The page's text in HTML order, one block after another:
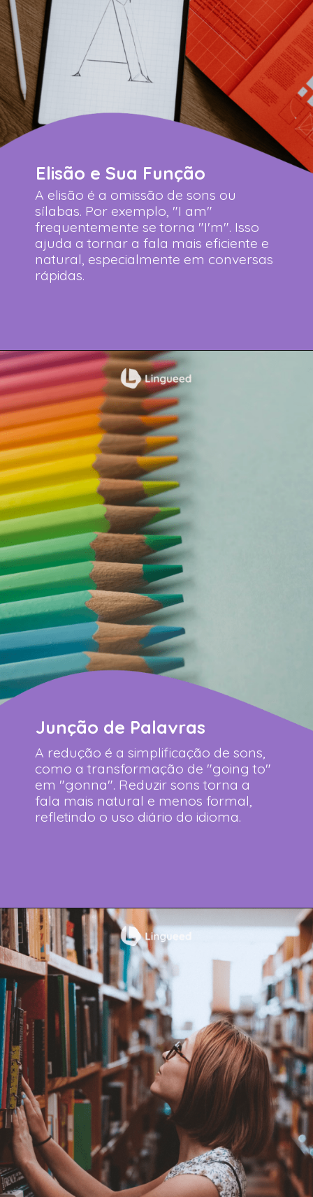
Elisão e Sua Função
A elisão é a omissão de sons ou
sílabas. Por exemplo, "I am"
frequentemente se torna "I'm". Isso
ajuda a tornar a fala mais eficiente e
natural, especialmente em conversas
rápidas.
Junção de Palavras
A redução é a simplificação de sons,
como a transformação de "going to"
em "gonna". Reduzir sons torna a
fala mais natural e menos formal,
refletindo o uso diário do idioma.